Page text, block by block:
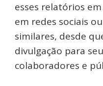
esses relatórios
em redes sociais
similares, desde
divulgação para
colaboradores e